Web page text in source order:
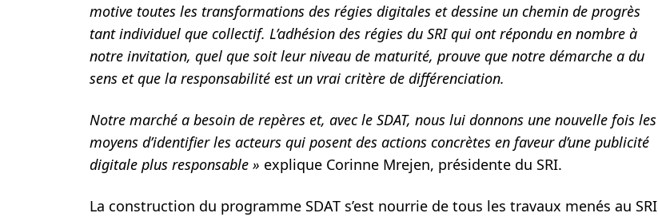
motive toutes les transformations des régies digitales etdessine un chemin de progrès
tant individuel que collectif. L’adhésion des régies du SRI qui ont répondu en nombre à
notre invitation, quel que soit leur niveau de maturité, prouve que notre démarche a du
sens et que la responsabilité est un vrai critère de différenciation.
Notre marché a besoin de repères et, avec le SDAT, nous lui donnons une nouvelle fois les
moyens d’identifier les acteurs qui posent des actions concrètes en faveur d’une publicité
digitale plus responsable » explique Corinne Mrejen, présidente du SRI.
La construction du programme SDAT s’est nourrie de tous les travaux menés au SRI